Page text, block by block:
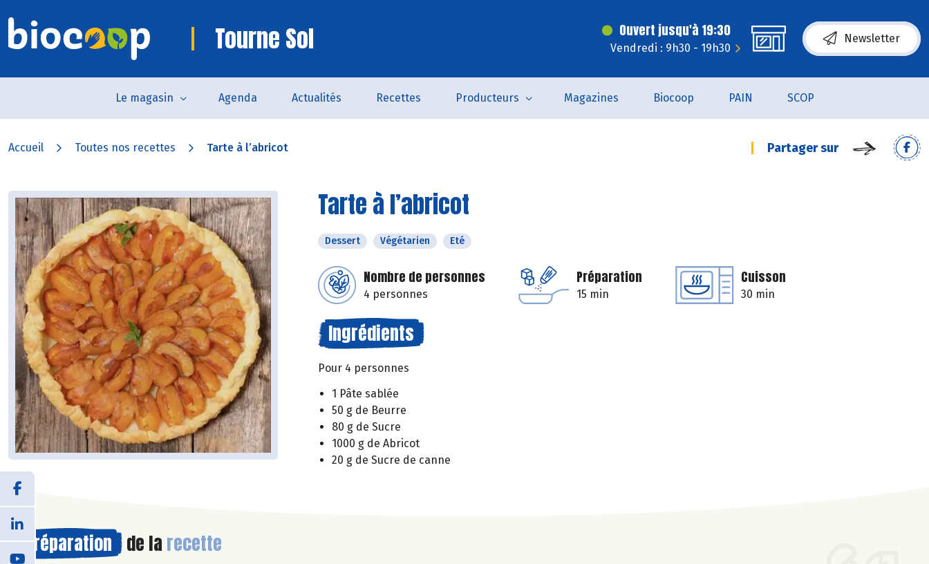
Tourne Sol Ouvert jusqu'à 19:30
Vendredi : 9h30 - 19h30
Newsletter
Le magasin Agenda Actualités Recettes Producteurs Magazines Biocoop PAIN SCOP
Accueil Toutes nos recettes Tarte à l’abricot Partager sur
Tarte à l’abricot
Dessert Végétarien Eté
Nombre de personnes
4 personnes
Préparation
15 min
Cuisson
30 min
Ingrédients
Pour 4 personnes
1 Pâte sablée
50 g de Beurre
80 g de Sucre
1000 g de Abricot
20 g de Sucre de canne
Préparation de la recette